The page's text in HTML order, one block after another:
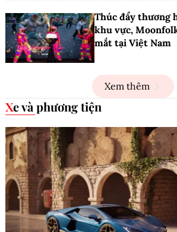
Thúc đẩy thương
khu vực,
mắt tại Việt Nam
Xem thêm
Xe và phương tiện